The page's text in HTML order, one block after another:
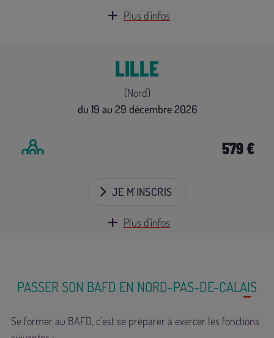
Plus d'infos
LILLE
(Nord)
du 19 au 29 décembre 2026
579 €
JE M'INSCRIS
Plus d'infos
PASSER SON BAFD EN NORD-PAS-DE-CALAIS
Se former au BAFD, c’est se préparer à exercer les fonctions